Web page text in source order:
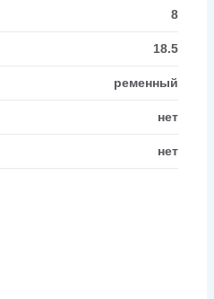
8
18.5
ременный
нет
нет